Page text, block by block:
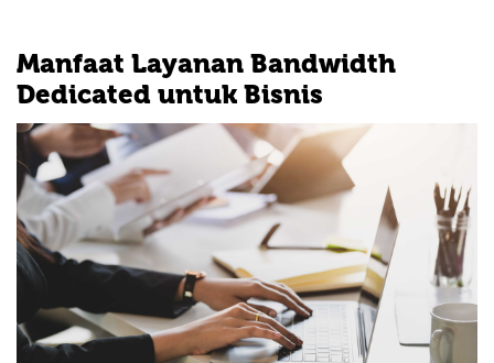
Manfaat Layanan Bandwidth
Dedicated untuk Bisnis